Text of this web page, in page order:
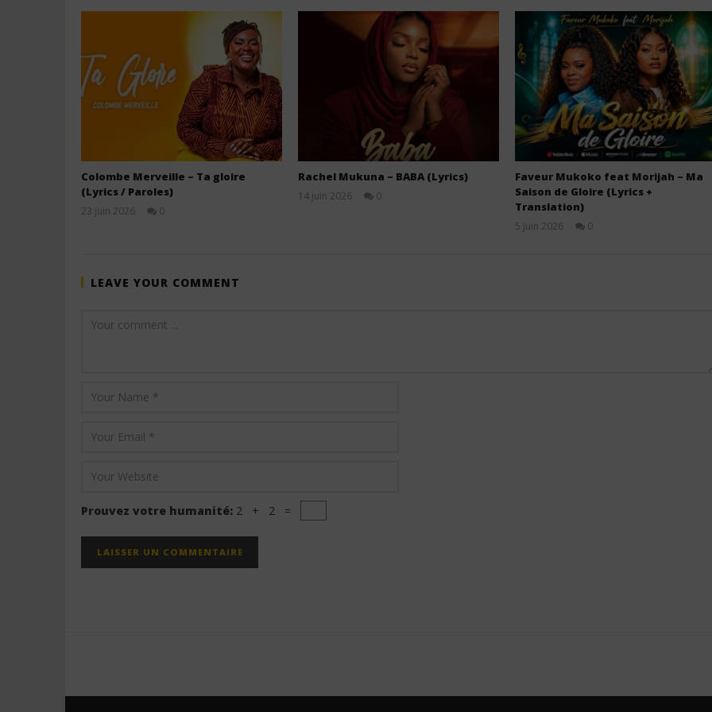
Colombe Merveille – Ta gloire
(Lyrics / Paroles)
23 juin 2026
0
Rachel Mukuna – BABA (Lyrics)
14 juin 2026
0
Faveur Mukoko feat Morijah – Ma
Saison de Gloire (Lyrics +
Translation)
5 juin 2026
0
LEAVE YOUR COMMENT
Prouvez votre humanité: 2 + 2 =